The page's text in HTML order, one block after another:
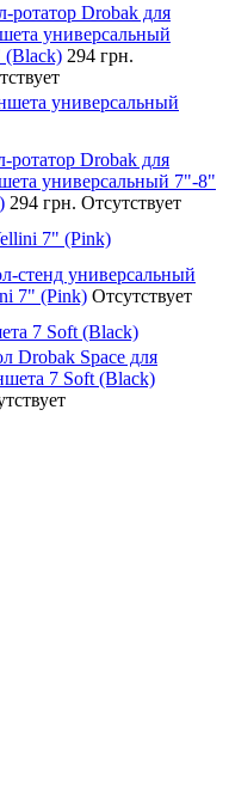
ротатор Drobak для
универсальный
(Black) 294 грн.
универсальный
ротатор Drobak для
универсальный 7"-8"
294 грн. Отсутствует
7" (Pink)
стенд универсальный
7" (Pink) Отсутствует
7 Soft (Black)
Drobak Space для
7 Soft (Black)